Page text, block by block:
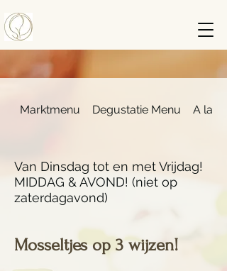
Marktmenu Degustatie Menu A la
Van Dinsdag tot en met Vrijdag!
MIDDAG & AVOND! (niet op
zaterdagavond)
Mosseltjes op 3 wijzen!